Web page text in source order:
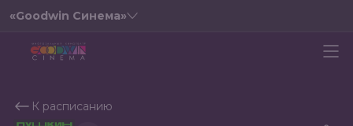
«Goodwin Синема»
К расписанию